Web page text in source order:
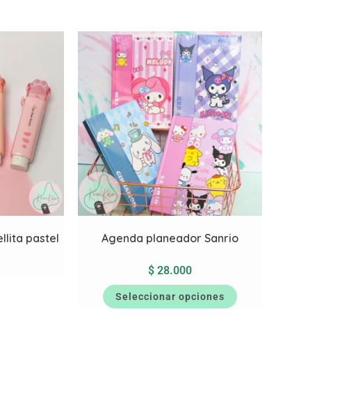
pastel Agenda planeador Sanrio
$ 28.000
Seleccionar opciones